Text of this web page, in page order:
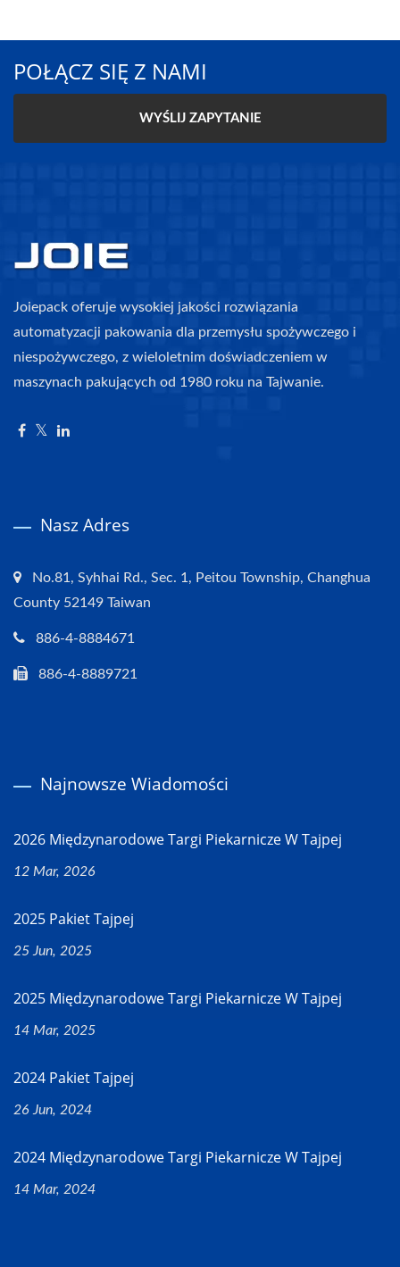
POŁĄCZ SIĘ Z NAMI
WYŚLIJ ZAPYTANIE
Joiepack oferuje wysokiej jakości rozwiązania
automatyzacji pakowania dla przemysłu spożywczego i
niespożywczego, z wieloletnim doświadczeniem w
maszynach pakujących od 1980 roku na Tajwanie.
Nasz Adres
No.81, Syhhai Rd., Sec. 1, Peitou Township, Changhua
County 52149 Taiwan
886-4-8884671
886-4-8889721
Najnowsze Wiadomości
2026 Międzynarodowe Targi Piekarnicze W Tajpej
12 Mar, 2026
2025 Pakiet Tajpej
25 Jun, 2025
2025 Międzynarodowe Targi Piekarnicze W Tajpej
14 Mar, 2025
2024 Pakiet Tajpej
26 Jun, 2024
2024 Międzynarodowe Targi Piekarnicze W Tajpej
14 Mar, 2024